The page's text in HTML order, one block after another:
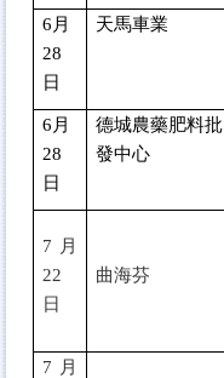
6 月
28
日
天馬車業
6 月
28
日
德城農藥肥料批
發中心
7 月
22
日
曲海芬
7 月